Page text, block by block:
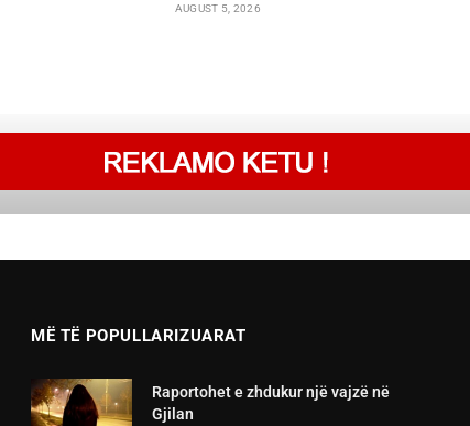
AUGUST 5, 2026
MË TË POPULLARIZUARAT
Raportohet e zhdukur një vajzë në
Gjilan